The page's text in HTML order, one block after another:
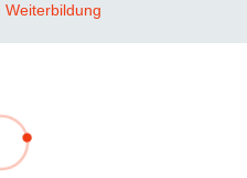
Weiterbildung